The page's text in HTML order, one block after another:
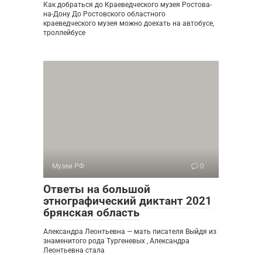
Как добраться до Краеведческого музея Ростова-
на-Дону До Ростовского областного
краеведческого музея можно доехать на автобусе,
троллейбусе
Музеи РФ 0
Ответы на большой
этнографический диктант 2021
брянская область
Александра Леонтьевна — мать писателя Выйдя из
знаменитого рода Тургеневых , Александра
Леонтьевна стала